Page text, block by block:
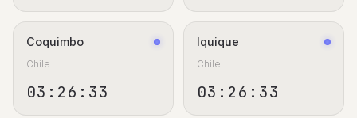
Coquimbo
Chile
03:26:33
Iquique
Chile
03:26:33